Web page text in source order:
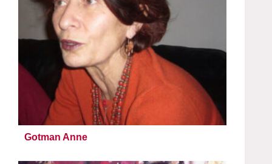
Gotman Anne